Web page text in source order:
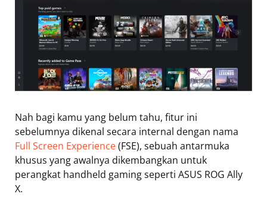
Nah bagi kamu yang belum tahu, fitur ini
sebelumnya dikenal secara internal dengan nama
Full Screen Experience(FSE), sebuah antarmuka
khusus yang awalnya dikembangkan untuk
perangkat handheld gaming seperti ASUS ROG Ally
X.